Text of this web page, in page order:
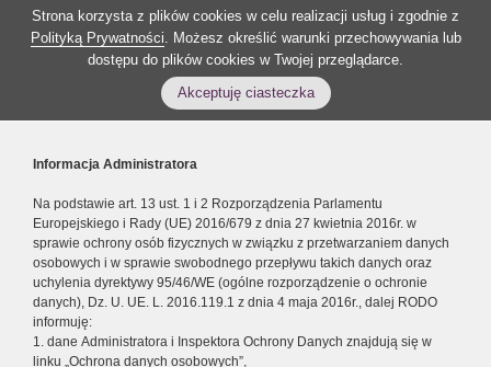
Strona korzysta z plików cookies w celu realizacji usług i zgodnie z
Polityką Prywatności. Możesz określić warunki przechowywania lub
dostępu do plików cookies w Twojej przeglądarce.
Akceptuję ciasteczka
Informacja Administratora
Na podstawie art. 13 ust. 1 i 2 Rozporządzenia Parlamentu
Europejskiego i Rady (UE) 2016/679 z dnia 27 kwietnia 2016r. w
sprawie ochrony osób fizycznych w związku z przetwarzaniem danych
osobowych i w sprawie swobodnego przepływu takich danych oraz
uchylenia dyrektywy 95/46/WE (ogólne rozporządzenie o ochronie
danych), Dz. U. UE. L. 2016.119.1 z dnia 4 maja 2016r., dalej RODO
informuję:
1. dane Administratora i Inspektora Ochrony Danych znajdują się w
linku „Ochrona danych osobowych”,